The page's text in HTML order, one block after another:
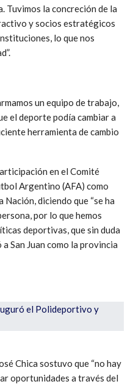
Tuvimos la concreción de la
y socios estratégicos
lo que nos
un equipo de trabajo,
el deporte podía cambiar a
herramienta de cambio
en el Comité
Argentino (AFA) como
diciendo que “se ha
por lo que hemos
deportivas, que sin duda
San Juan como la provincia
Chica sostuvo que “no hay
oportunidades a través del